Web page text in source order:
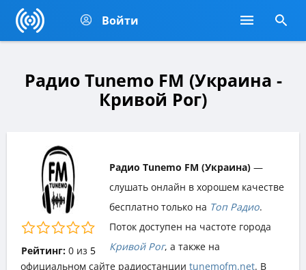
Войти
Радио Tunemo FM (Украина -
Кривой Рог)
Рейтинг: 0из 5
Радио Tunemo FM (Украина) —
слушать онлайн в хорошем качестве
бесплатно только на Топ Радио.
Поток доступен на частоте города
Кривой Рог, а также на
официальном сайте радиостанции tunemofm.net. В